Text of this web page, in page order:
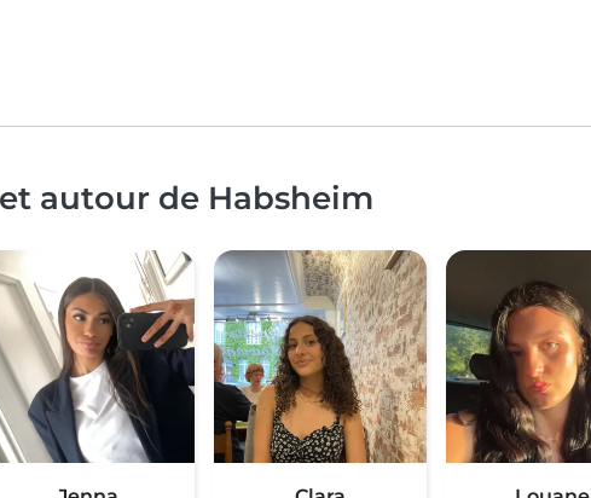
autour de Habsheim